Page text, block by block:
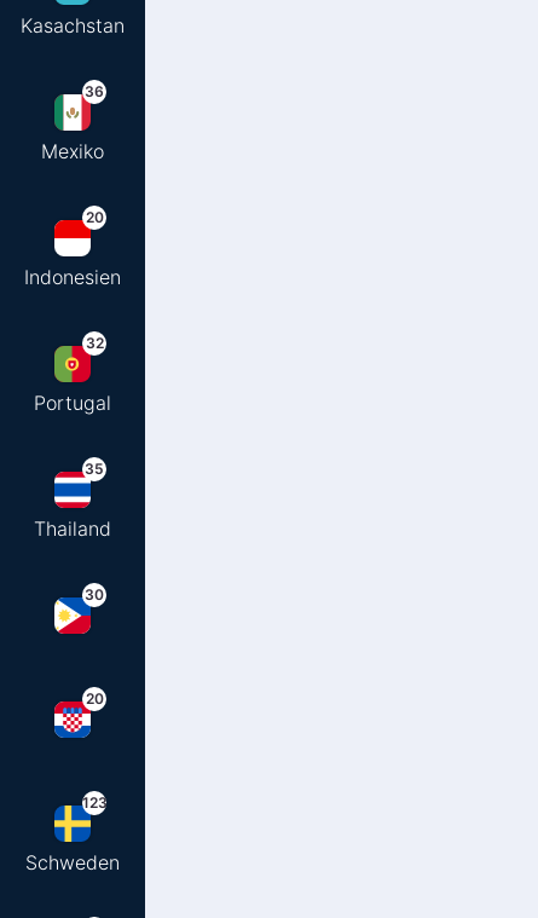
Kasachstan
36
Mexiko
20
Indonesien
32
Portugal
35
Thailand
30
20
123
Schweden